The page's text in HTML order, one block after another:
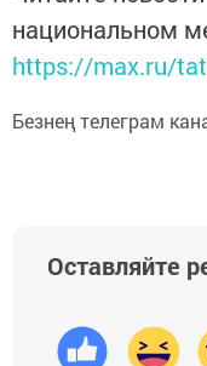
национальном
https://max.ru/
Безнең телеграм
Оставляйте